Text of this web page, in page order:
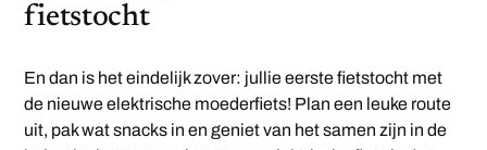
fietstocht
En dan is het eindelijk zover: jullie eerste fietstocht met
de nieuwe elektrische moederfiets! Plan een leuke route
uit, pak wat snacks in en geniet van het samen zijn in de